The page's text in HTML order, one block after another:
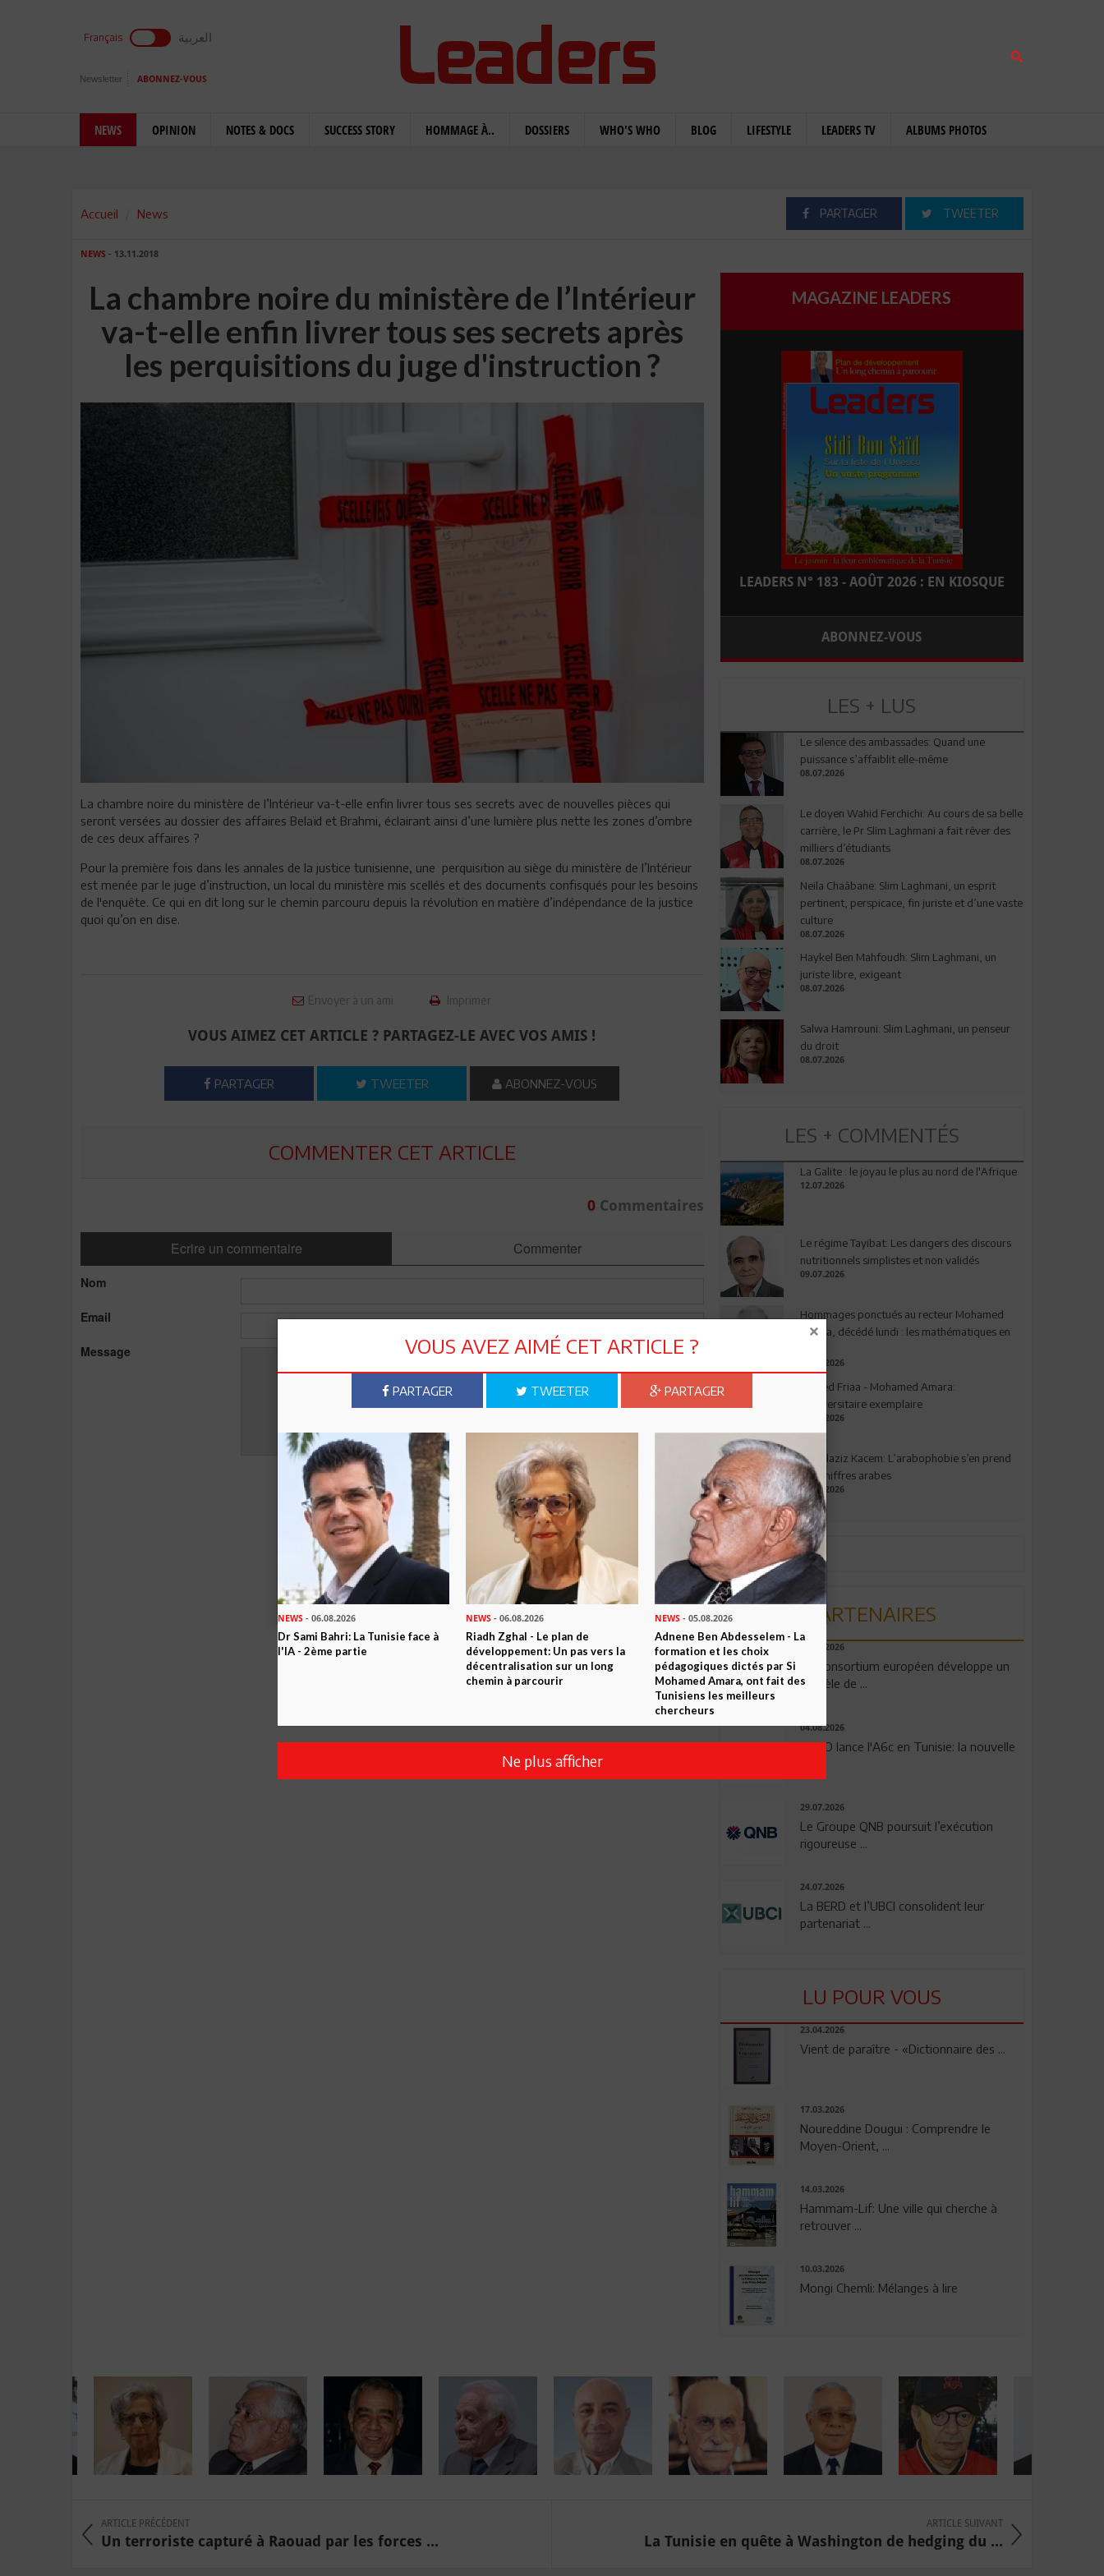
Français العربية
Newsletter ABONNEZ-VOUS
NEWS OPINION NOTES & DOCS SUCCESS STORY HOMMAGE À.. DOSSIERS WHO'S WHO BLOG LIFESTYLE LEADERS TV ALBUMS PHOTOS
Accueil News PARTAGER TWEETER
NEWS - 13.11.2018
La chambre noire du ministère de l’Intérieur
va-t-elle enfin livrer tous ses secrets après
les perquisitions du juge d'instruction ?
La chambre noire du ministère de l’Intérieur va-t-elle enfin livrer tous ses secrets avec de nouvelles pièces qui
seront versées au dossier des affaires Belaïd et Brahmi, éclairant ainsi d’une lumière plus nette les zones d’ombre
de ces deux affaires ?
Pour la première fois dans les annales de la justice tunisienne, une perquisition au siège du ministère de l’Intérieur
est menée par le juge d’instruction, un local du ministère mis scellés et des documents confisqués pour les besoins
de l'enquête. Ce qui en dit long sur le chemin parcouru depuis la révolution en matière d’indépendance de la justice
quoi qu’on en dise.
Envoyer à un ami Imprimer
VOUS AIMEZ CET ARTICLE ? PARTAGEZ-LE AVEC VOS AMIS !
PARTAGER TWEETER ABONNEZ-VOUS
COMMENTER CET ARTICLE
0Commentaires
Ecrire un commentaire Commenter
Nom
Email
Message
MAGAZINE LEADERS
LEADERS N° 183 - AOÛT 2026 : EN KIOSQUE
ABONNEZ-VOUS
LES + LUS
Le silence des ambassades: Quand une
puissance s’affaiblit elle-même
08.07.2026
Le doyen Wahid Ferchichi: Au cours de sa belle
carrière, le Pr Slim Laghmani a fait rêver des
milliers d’étudiants
08.07.2026
Neila Chaâbane: Slim Laghmani, un esprit
pertinent, perspicace, fin juriste et d’une vaste
culture
08.07.2026
Haykel Ben Mahfoudh: Slim Laghmani, un
juriste libre, exigeant
08.07.2026
Salwa Hamrouni: Slim Laghmani, un penseur
du droit
08.07.2026
LES + COMMENTÉS
La Galite : le joyau le plus au nord de l'Afrique
12.07.2026
Le régime Tayibat: Les dangers des discours
nutritionnels simplistes et non validés
09.07.2026
Hommages ponctués au recteur Mohamed
Amara, décédé lundi : les mathématiques en
03.08.2026
Ahmed Friaa - Mohamed Amara:
l’Universitaire exemplaire
04.08.2026
Abdelaziz Kacem: L’arabophobie s’en prend
aux chiffres arabes
09.07.2026
PARTENAIRES
06.08.2026
Un consortium européen développe un
modèle de ...
04.08.2026
OPPO lance l'A6c en Tunisie: la nouvelle
29.07.2026
Le Groupe QNB poursuit l’exécution
rigoureuse ...
24.07.2026
La BERD et l’UBCI consolident leur
partenariat ...
LU POUR VOUS
23.04.2026
Vient de paraître - «Dictionnaire des ...
17.03.2026
Noureddine Dougui : Comprendre le
Moyen-Orient, ...
14.03.2026
Hammam-Lif: Une ville qui cherche à
retrouver ...
10.03.2026
Mongi Chemli: Mélanges à lire
ARTICLE PRÉCÉDENT
Un terroriste capturé à Raouad par les forces ...
ARTICLE SUIVANT
La Tunisie en quête à Washington de hedging du ...
VOUS AVEZ AIMÉ CET ARTICLE ?
PARTAGER TWEETER PARTAGER
NEWS - 06.08.2026
Dr Sami Bahri: La Tunisie face à
l'IA - 2ème partie
NEWS - 06.08.2026
Riadh Zghal - Le plan de
développement: Un pas vers la
décentralisation sur un long
chemin à parcourir
NEWS- 05.08.2026
Adnene Ben Abdesselem - La
formation et les choix
pédagogiques dictés par Si
Mohamed Amara, ont fait des
Tunisiens les meilleurs
chercheurs
Ne plus afficher